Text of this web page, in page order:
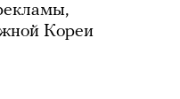
Кореи